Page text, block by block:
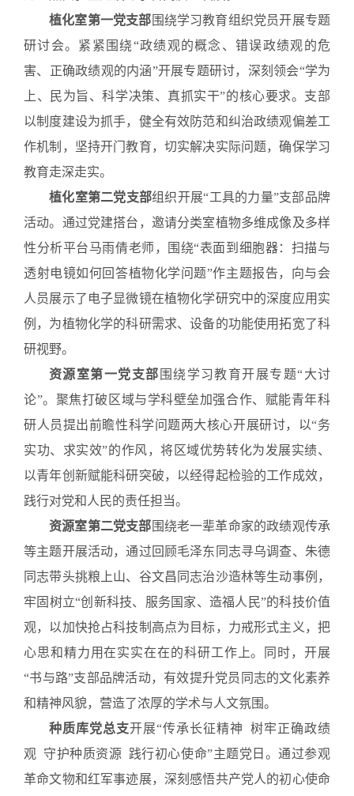
植化室第一党支部 围绕学习教育组织党员开展专题
研讨会。紧紧围绕“政绩观的概念、错误政绩观的危
害、正确政绩观的内涵”开展专题研讨，深刻领会“学为
上、民为旨、科学决策、真抓实干”的核心要求。支部
以制度建设为抓手，健全有效防范和纠治政绩观偏差工
作机制，坚持开门教育，切实解决实际问题，确保学习
教育走深走实。
植化室第二党支部组织开展“工具的力量”支部品牌
活动。通过党建搭台，邀请分类室植物多维成像及多样
性分析平台马雨倩老师，围绕“表面到细胞器：扫描与
透射电镜如何回答植物化学问题”作主题报告，向与会
人员展示了电子显微镜在植物化学研究中的深度应用实
例，为植物化学的科研需求、设备的功能使用拓宽了科
研视野。
资源室第一党支部 围绕学习教育开展专题“大讨
论”。聚焦打破区域与学科壁垒加强合作、赋能青年科
研人员提出前瞻性科学问题两大核心开展研讨，以“务
实功、求实效”的作风，将区域优势转化为发展实绩、
以青年创新赋能科研突破，以经得起检验的工作成效，
践行对党和人民的责任担当。
资源室第二党支部 围绕老一辈革命家的政绩观传承
等主题开展活动，通过回顾毛泽东同志寻乌调查、朱德
同志带头挑粮上山、谷文昌同志治沙造林等生动事例，
牢固树立“创新科技、服务国家、造福人民”的科技价值
观，以加快抢占科技制高点为目标，力戒形式主义，把
心思和精力用在实实在在的科研工作上。同时，开展
“书与路”支部品牌活动，有效提升党员同志的文化素养
和精神风貌，营造了浓厚的学术与人文氛围。
种质库党总支开展“传承长征精神 树牢正确政绩
观 守护种质资源 践行初心使命”主题党日。通过参观
革命文物和红军事迹展，深刻感悟共产党人的初心使命